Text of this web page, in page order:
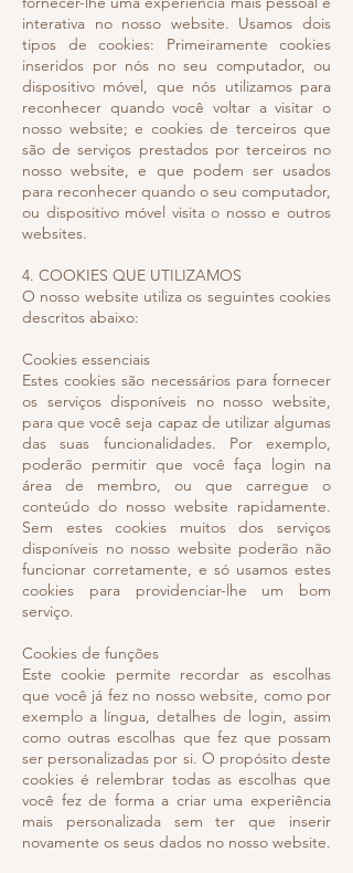
interativa no nosso website. Usamos dois
tipos de cookies: Primeiramente cookies
inseridos por nós no seu computador, ou
dispositivo móvel, que nós utilizamos para
reconhecer quando você voltar a visitar o
nosso website; e cookies de terceiros que
são de serviços prestados por terceiros no
nosso website, e que podem ser usados
para reconhecer quando o seu computador,
ou dispositivo móvel visita o nosso e outros
websites.
4. COOKIES QUE UTILIZAMOS
O nosso website utiliza os seguintes cookies
descritos abaixo:
Cookies essenciais
Estes cookies são necessários para fornecer
os serviços disponíveis no nosso website,
para que você seja capaz de utilizar algumas
das suas funcionalidades. Por exemplo,
poderão permitir que você faça login na
área de membro, ou que carregue o
conteúdo do nosso website rapidamente.
Sem estes cookies muitos dos serviços
disponíveis no nosso website poderão não
funcionar corretamente, e só usamos estes
cookies para providenciar-lhe um bom
serviço.
Cookies de funções
Este cookie permite recordar as escolhas
que você já fez no nosso website, como por
exemplo a língua, detalhes de login, assim
como outras escolhas que fez que possam
ser personalizadas por si. O propósito deste
cookies é relembrar todas as escolhas que
você fez de forma a criar uma experiência
mais personalizada sem ter que inserir
novamente os seus dados no nosso website.